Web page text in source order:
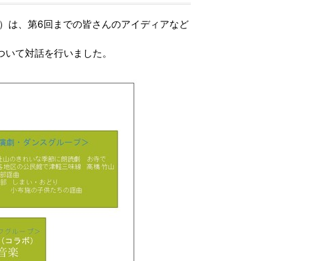
は、第6回までの皆さんのアイディアなど
て対話を行いました。